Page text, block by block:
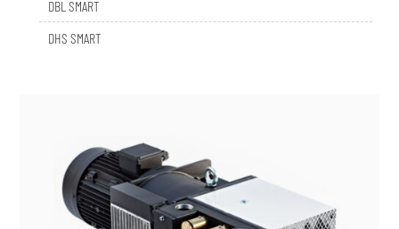
DHS SMART